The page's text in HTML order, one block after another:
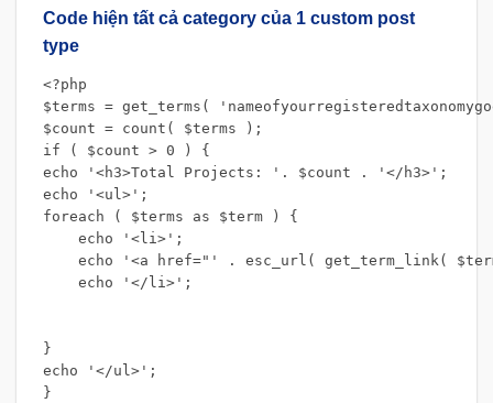
Code hiện tất cả category của 1 custom post
type
<?php
$terms = get_terms(
$count = count( $terms );
if ( $count > 0 ) {
echo '<h3>Total Projects: '. $count . '</h3>';
echo '<ul>';
foreach ( $terms as $term ) {
    echo '<li>';
echo '<a href="' . esc_url( get_term_link(
    echo '</li>';
}
echo '</ul>';
}